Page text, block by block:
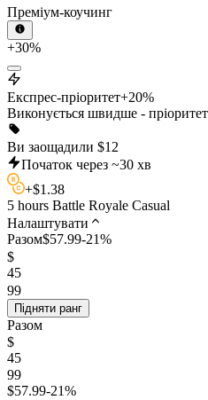
Преміум-коучинг
+30%
Експрес-пріоритет+20%
Виконується швидше -
Ви заощадили $12
Початок через ~30 хв
+$1.38
5 hours Battle Royale Casual
Налаштувати
Разом$57.99-21%
$
45
99
Підняти ранг
Разом
$
45
99
$57.99-21%